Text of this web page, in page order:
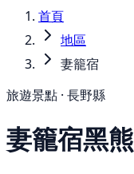
首頁
地區
妻籠宿
旅遊景點 · 長野縣
妻籠宿黑熊